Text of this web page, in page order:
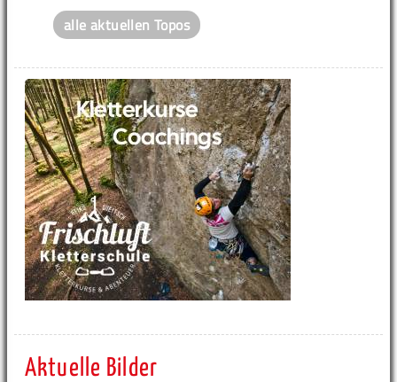
alle aktuellen Topos
Aktuelle Bilder